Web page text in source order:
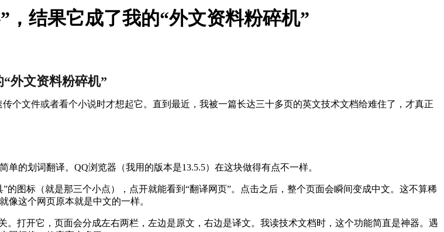
结果它成了我的“外文资料粉碎机”
外文资料粉碎机”
个文件或者看个小说时才想起它。直到最近，我被一篇长达三十多页的英文技术文档给难住了，才真正
的划词翻译。QQ浏览器（我用的版本是13.5.5）在这块做得有点不一样。
图标（就是那三个小点），点开就能看到“翻译网页”。点击之后，整个页面会瞬间变成中文。这不算稀
这个网页原本就是中文的一样。
。打开它，页面会分成左右两栏，左边是原文，右边是译文。我读技术文档时，这个功能简直是神器。遇